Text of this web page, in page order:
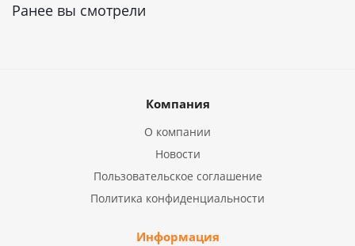
Ранее вы смотрели
Компания
О компании
Новости
Пользовательское соглашение
Политика конфиденциальности
Информация